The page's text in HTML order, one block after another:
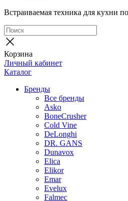
Встраиваемая техника для кухни
Корзина
Личный кабинет
Каталог
Бренды
Все бренды
Asko
BoneCrusher
Cold Vine
DeLonghi
DR. GANS
Dunavox
Elica
Elikor
Emar
Evelux
Falmec